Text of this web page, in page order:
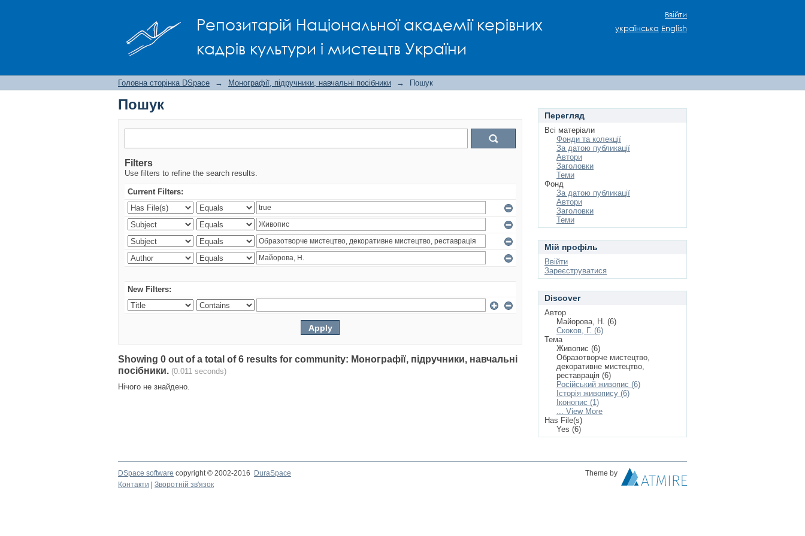
Репозитарій Національної академії керівних
кадрів культури і мистецтв України
Ввійти
українська English
Головна сторінка DSpace → Монографії, підручники, навчальні посібники → Пошук
Пошук
Filters
Use filters to refine the search results.
Current Filters:
New Filters:
Showing 0 out of a total of 6 results for community: Монографії, підручники, навчальні
посібники. (0.011 seconds)
Нічого не знайдено.
Перегляд
Всі матеріали
Фонди та колекції
За датою публикації
Автори
Заголовки
Теми
Фонд
За датою публикації
Автори
Заголовки
Теми
Мій профіль
Ввійти
Зареєструватися
Discover
Автор
Майорова, Н. (6)
Скоков, Г. (6)
Тема
Живопис (6)
Образотворче мистецтво,
декоративне мистецтво,
реставрація (6)
Російський живопис (6)
Історія живопису (6)
Іконопис (1)
... View More
Has File(s)
Yes (6)
DSpace software copyright © 2002-2016 DuraSpace
Theme by
Контакти
Зворотній зв'язок